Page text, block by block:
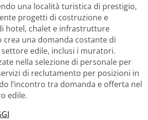
una località turistica di prestigio,
progetti di costruzione e
hotel, chalet e infrastrutture
crea una domanda costante di
edile, inclusi i muratori.
nella selezione di personale per
di reclutamento per posizioni in
l’incontro tra domanda e offerta nel
edile.